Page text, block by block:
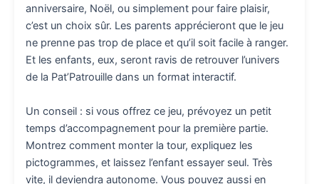
anniversaire, Noël, ou simplement pour faire plaisir,
c’est un choix sûr. Les parents apprécieront que le jeu
ne prenne pas trop de place et qu’il soit facile à ranger.
Et les enfants, eux, seront ravis de retrouver l’univers
de la Pat’Patrouille dans un format interactif.
Un conseil : si vous offrez ce jeu, prévoyez un petit
temps d’accompagnement pour la première partie.
Montrez comment monter la tour, expliquez les
pictogrammes, et laissez l’enfant essayer seul. Très
vite, il deviendra autonome. Vous pouvez aussi en